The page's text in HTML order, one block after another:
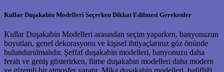
Kullar Duşakabin Modelleri Seçerken Dikkat Edilmesi Gerekenler
Kullar Duşakabin Modelleri arasından seçim yaparken, banyonuzun
boyutları, genel dekorasyonu ve kişisel ihtiyaçlarınız göz önünde
bulundurulmalıdır. Şeffaf duşakabin modelleri, banyonuzu daha
ferah ve geniş gösterirken, füme duşakabin modelleri daha modern
ve gizemli bir atmosfer yaratır. Mika duşakabin modelleri, hafifliği